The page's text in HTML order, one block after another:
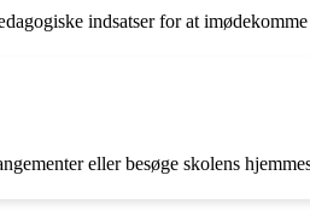
indsatser for at
eller besøge skolens